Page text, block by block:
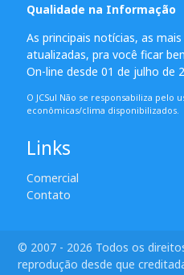
Qualidade na Informação
As principais notícias, as
atualizadas, pra você ficar
On-line desde 01 de julho de
O JCSul Não se responsabiliza pelo
econômicas/clima disponibilizados.
Links
Comercial
Contato
© 2007 - 2026 Todos os
reprodução desde que